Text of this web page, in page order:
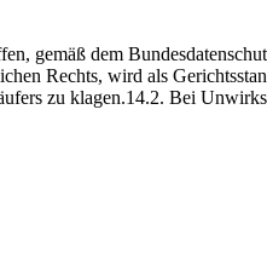
gemäß dem
Rechts, wird als
zu klagen.14.2. Bei